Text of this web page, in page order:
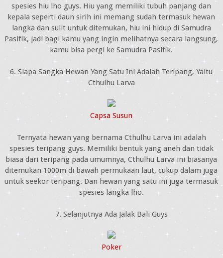
spesies hiu lho guys. Hiu yang memiliki tubuh panjang dan
kepala seperti daun sirih ini memang sudah termasuk hewan
langka dan sulit untuk ditemukan, hiu ini hidup di Samudra
Pasifik, jadi bagi kamu yang ingin melihatnya secara langsung,
kamu bisa pergi ke Samudra Pasifik.
6. Siapa Sangka Hewan Yang Satu Ini Adalah Teripang, Yaitu
Cthulhu Larva
Capsa Susun
Ternyata hewan yang bernama Cthulhu Larva ini adalah
spesies teripang guys. Memiliki bentuk yang aneh dan tidak
biasa dari teripang pada umumnya, Cthulhu Larva ini biasanya
ditemukan 1000m di bawah permukaan laut, cukup dalam juga
untuk seekor teripang. Dan hewan yang satu ini juga termasuk
spesies langka lho.
7. Selanjutnya Ada Jalak Bali Guys
Poker